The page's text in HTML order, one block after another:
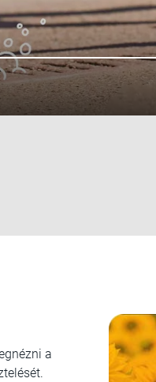
a